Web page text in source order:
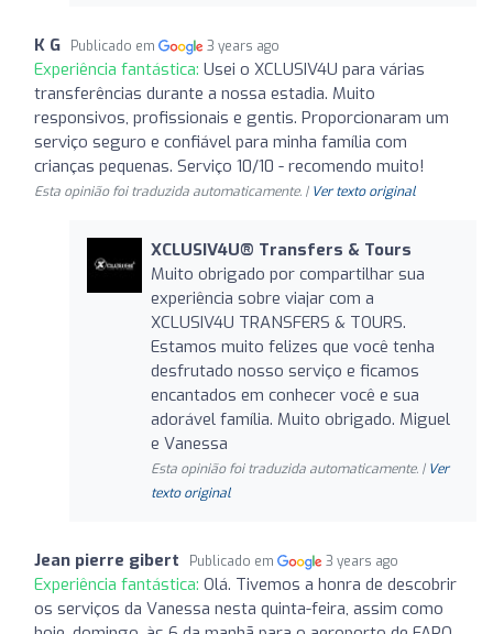
K G Publicado em 3 years ago
Experiência fantástica: Usei o XCLUSIV4U para várias
transferências durante a nossa estadia. Muito
responsivos, profissionais e gentis. Proporcionaram um
serviço seguro e confiável para minha família com
crianças pequenas. Serviço 10/10 - recomendo muito!
Esta opinião foi traduzida automaticamente. | Ver texto original
XCLUSIV4U®️ Transfers & Tours
Muito obrigado por compartilhar sua
experiência sobre viajar com a
XCLUSIV4U TRANSFERS & TOURS.
Estamos muito felizes que você tenha
desfrutado nosso serviço e ficamos
encantados em conhecer você e sua
adorável família. Muito obrigado. Miguel
e Vanessa
Esta opinião foi traduzida automaticamente. | Ver
texto original
Jean pierre gibert Publicado em 3 years ago
Experiência fantástica: Olá. Tivemos a honra de descobrir
os serviços da Vanessa nesta quinta-feira, assim como